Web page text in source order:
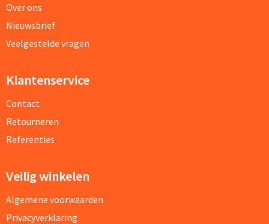
Over ons
Nieuwsbrief
Veelgestelde vragen
Klantenservice
Contact
Retourneren
Referenties
Veilig winkelen
Algemene voorwaarden
Privacyverklaring